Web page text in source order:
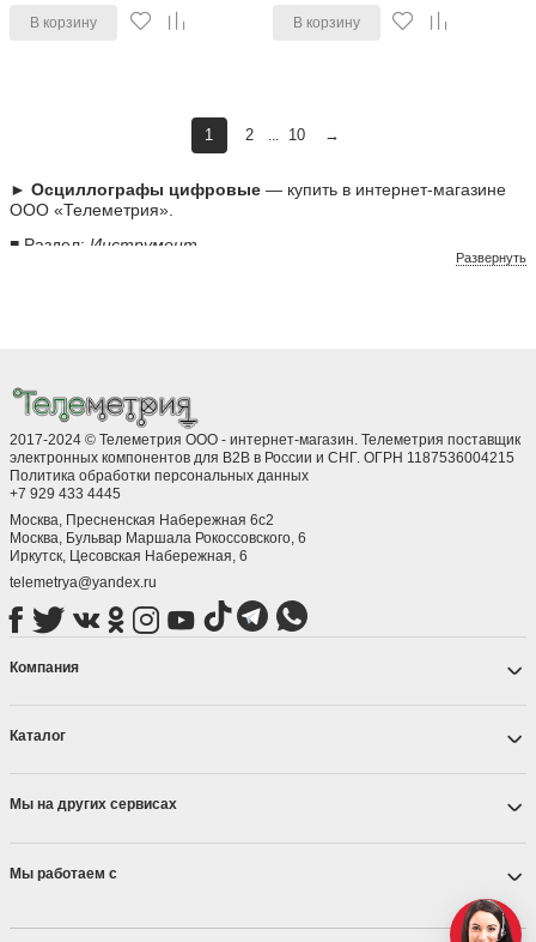
В корзину В корзину
1 2 ... 10 →
► Осциллографы цифровые — купить в интернет-магазине
ООО «Телеметрия».
■ Раздел: Инструмент
✓ Гарантия качества на всю продукцию
✓ Консультация специалиста
☎Заказать:+7 (929) 433-44-45 | ООО «Телеметрия»
Развернуть
2017-2024 © Телеметрия ООО - интернет-магазин. Телеметрия поставщик
электронных компонентов для B2B в России и СНГ. ОГРН 1187536004215
Политика обработки персональных данных
+7 929 433 4445
Москва, Пресненская Набережная 6с2
Москва, ​Бульвар Маршала Рокоссовского, 6
Иркутск, ​Цесовская Набережная, 6
telemetrya@yandex.ru
Компания
Каталог
Мы на других сервисах
Мы работаем с